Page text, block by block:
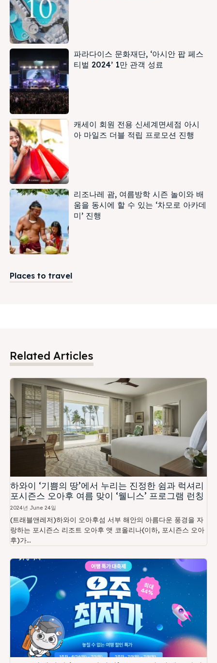
파라다이스 문화재단, ‘아시안 팝 페스
티벌 2024’ 1만 관객 성료
캐세이 회원 전용 신세계면세점 아시
아 마일즈 더블 적립 프로모션 진행
리조나레 괌, 여름방학 시즌 놀이와 배
움을 동시에 할 수 있는 ‘차모로 아카데
미’ 진행
Places to travel
Related Articles
하와이 ‘기쁨의 땅’에서 누리는 진정한 쉼과 럭셔리
포시즌스 오아후 여름 맞이 ‘웰니스’ 프로그램 런칭
2024년 June 24일
(트래블앤레저)하와이 오아후섬 서부 해안의 아름다운 풍경을 자
랑하는 포시즌스 리조트 오아후 앳 코올리나(이하, 포시즌스 오아
후)가...